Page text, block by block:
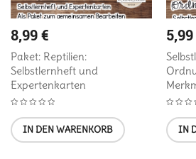
8,99€
Paket: Reptilien:
Selbstlernheft und
Expertenkarten
IN DEN WARENKORB
5,99
IN